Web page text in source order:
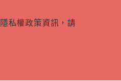
私權政策資訊，請